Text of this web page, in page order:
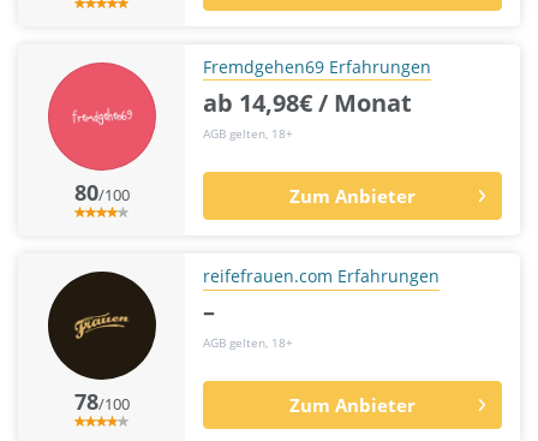
80/100
Fremdgehen69 Erfahrungen
ab 14,98€ / Monat
AGB gelten, 18+
Zum Anbieter
78/100
reifefrauen.com Erfahrungen
–
AGB gelten, 18+
Zum Anbieter